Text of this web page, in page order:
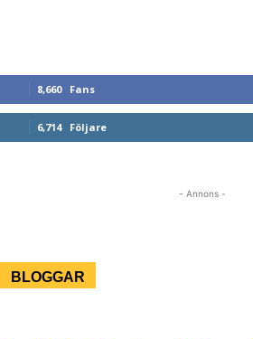
8,660 Fans
6,714 Följare
- Annons -
BLOGGAR